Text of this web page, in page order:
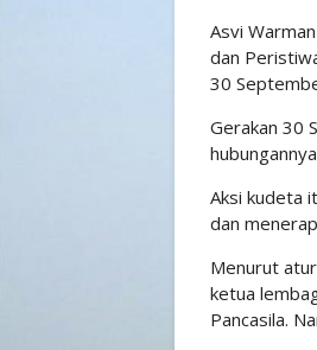
Asvi
dan
30
Gerakan 30
Aksi kudeta
dan
Menurut
ketua
Pancasila.